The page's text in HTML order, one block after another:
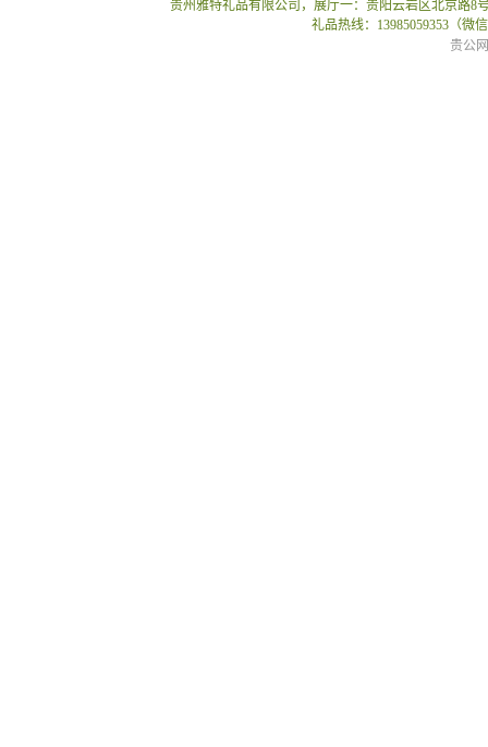
贵州雅特礼品有限公司，展厅一：贵阳云岩区北京路8
礼品热线：13985059353（微
贵公